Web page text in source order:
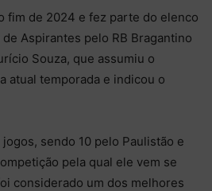
fim de 2024 e fez parte do elenco
Aspirantes pelo RB Bragantino
Souza, que assumiu o
atual temporada e indicou o
sendo 10 pelo Paulistão e
pela qual ele vem se
considerado um dos melhores